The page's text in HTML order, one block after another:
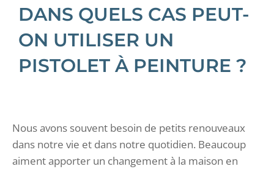
DANS QUELS CAS PEUT-
ON UTILISER UN
PISTOLET À PEINTURE ?
Nous avons souvent besoin de petits renouveaux
dans notre vie et dans notre quotidien. Beaucoup
aiment apporter un changement à la maison en